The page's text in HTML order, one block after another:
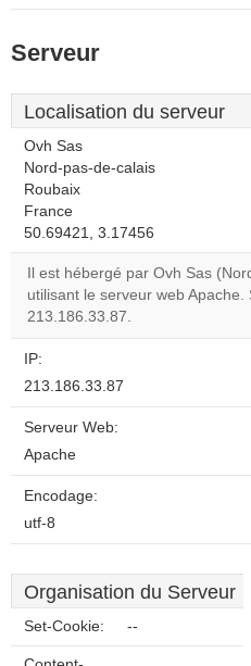
Serveur
Localisation du serveur
Ovh Sas
Nord-pas-de-calais
Roubaix
France
50.69421, 3.17456
Il est hébergé par Ovh Sas
utilisant le serveur web Apache.
213.186.33.87.
IP:
213.186.33.87
Serveur Web:
Apache
Encodage:
utf-8
Organisation du Serveur
Set-Cookie: --